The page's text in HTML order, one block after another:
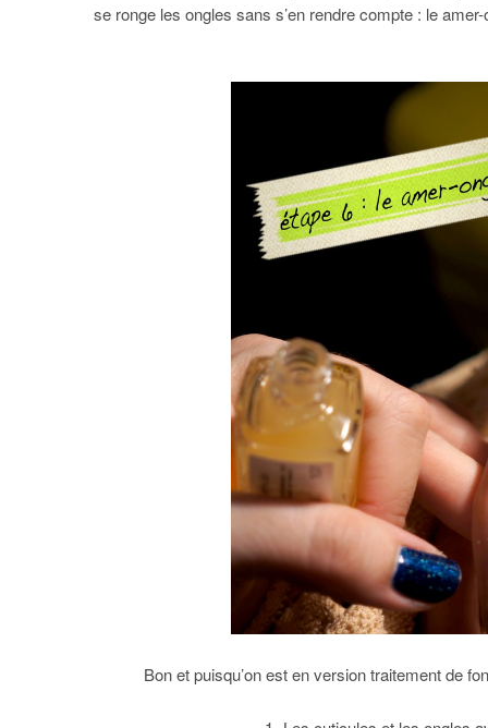
se ronge les ongles sans s’en rendre compte : le
Bon et puisqu’on est en version traitement de